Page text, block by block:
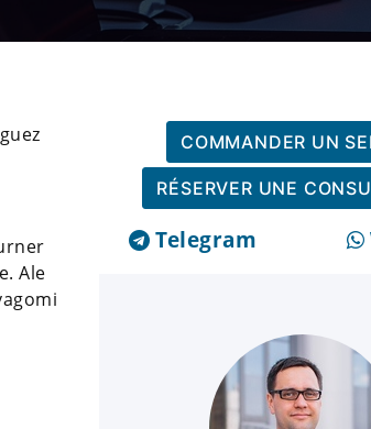
Ale
COMMANDER UN
RÉSERVER UNE
Telegram